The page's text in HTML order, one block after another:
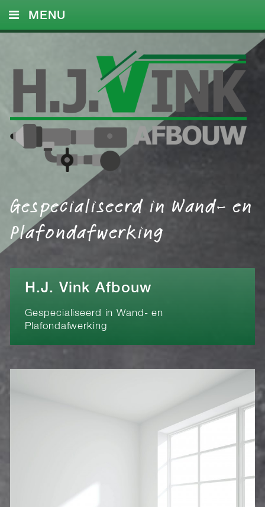
Gespecialiseerd in Wand- en
Plafondafwerking
MENU
DIENSTEN
REFERENTIES
CONTACT
H.J. Vink Afbouw
Gespecialiseerd in Wand- en
Plafondafwerking